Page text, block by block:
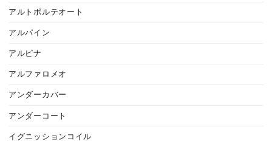
アルトポルテオート
アルパイン
アルピナ
アルファロメオ
アンダーカバー
アンダーコート
イグニッションコイル